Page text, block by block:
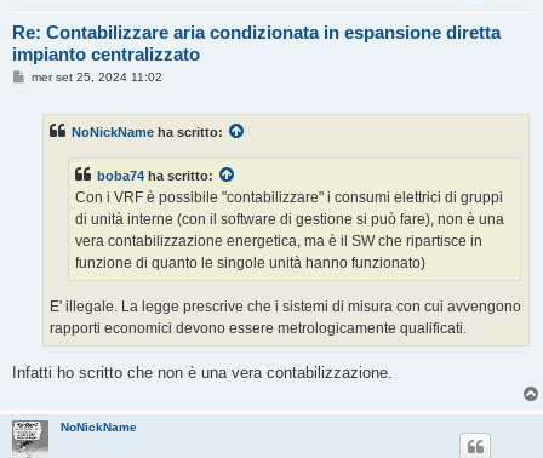
Re: Contabilizzare aria condizionata in espansione diretta
impianto centralizzato
Mmer set 25, 2024 11:02
NoNickName ha scritto:
boba74 ha scritto:
Con i VRF è possibile "contabilizzare" i consumi elettrici di gruppi
di unità interne (con il software di gestione si può fare), non è una
vera contabilizzazione energetica, ma è il SW che ripartisce in
funzione di quanto le singole unità hanno funzionato)
E' illegale. La legge prescrive che i sistemi di misura con cui avvengono
rapporti economici devono essere metrologicamente qualificati.
Infatti ho scritto che non è una vera contabilizzazione.
NoNickName